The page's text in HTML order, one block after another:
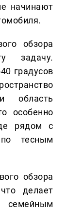
начинают
обзора
задачу.
градусов
область
особенно
рядом с
тесным
обзора
делает